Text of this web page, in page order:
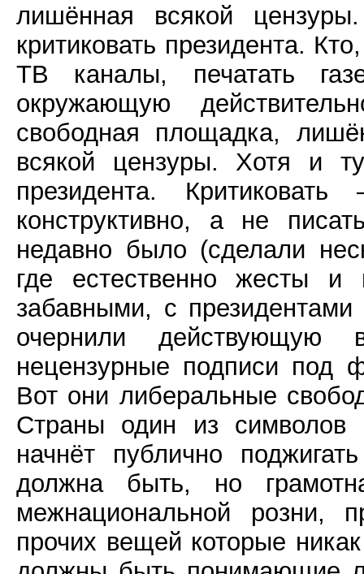
лишённая всякой
критиковать президента.
ТВ каналы, печатать
окружающую
свободная площадка,
всякой цензуры. Хотя и
президента.
конструктивно, а не
недавно было (сделали
где естественно жесты и
забавными, с
очернили действующую
нецензурные подписи под
Вот они либеральные
Страны один из символов
начнёт публично
должна быть, но
межнациональной розни,
прочих вещей которые